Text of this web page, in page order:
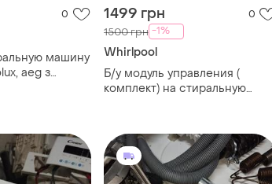
0
машину
aeg з
1499 грн 0
1500 грн -1%
Whirlpool
Б/у модуль управления (
комплект) на стиральную